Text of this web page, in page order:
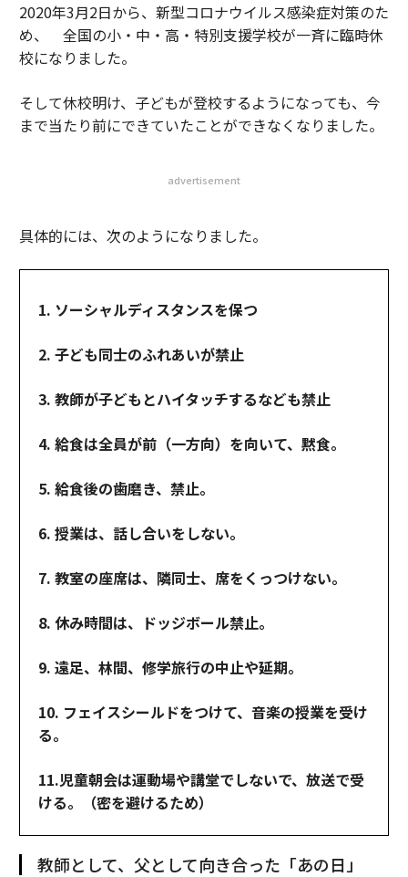
2020年3月2日から、新型コロナウイルス感染症対策のた
め、 全国の小・中・高・特別支援学校が一斉に臨時休
校になりました。
そして休校明け、子どもが登校するようになっても、今
まで当たり前にできていたことができなくなりました。
advertisement
具体的には、次のようになりました。
1. ソーシャルディスタンスを保つ
2. 子ども同士のふれあいが禁止
3. 教師が子どもとハイタッチするなども禁止
4. 給食は全員が前（一方向）を向いて、黙食。
5. 給食後の歯磨き、禁止。
6. 授業は、話し合いをしない。
7. 教室の座席は、隣同士、席をくっつけない。
8. 休み時間は、ドッジボール禁止。
9. 遠足、林間、修学旅行の中止や延期。
10. フェイスシールドをつけて、音楽の授業を受け
る。
11.児童朝会は運動場や講堂でしないで、放送で受
ける。（密を避けるため）
教師として、父として向き合った「あの日」